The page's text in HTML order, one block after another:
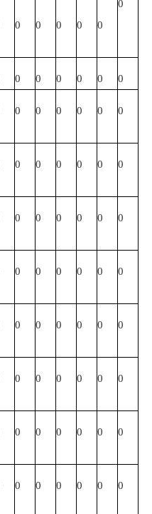
0 0 0 0 0
0
0 0 0 0 0 0
0 0 0 0 0 0
0 0 0 0 0 0
0 0 0 0 0 0
0 0 0 0 0 0
0 0 0 0 0 0
0 0 0 0 0 0
0 0 0 0 0 0
0 0 0 0 0 0